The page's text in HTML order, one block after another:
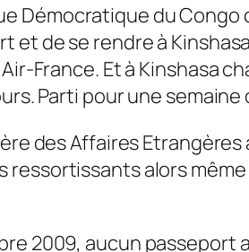
Démocratique du
et de se rendre à
Air-France. Et à
Parti pour une
des Affaires
alors
2009, aucun passeport